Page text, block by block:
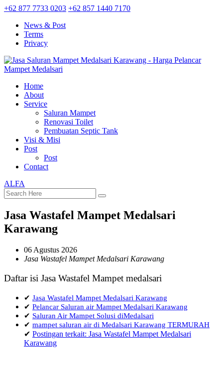
+62 877 7733 0203 +62 857 1440 7170
News & Post
Terms
Privacy
Home
About
Service
Saluran Mampet
Renovasi Toilet
Pembuatan Septic Tank
Visi & Misi
Post
Post
Contact
ALFA
Jasa Wastafel Mampet Medalsari
Karawang
06 Agustus 2026
Jasa Wastafel Mampet Medalsari Karawang
Daftar isi Jasa Wastafel Mampet medalsari
✔ Jasa Wastafel Mampet Medalsari Karawang
✔ Pelancar Saluran air Mampet Medalsari Karawang
✔ Saluran Air Mampet Solusi diMedalsari
✔ mampet saluran air di Medalsari Karawang TERMURAH
✔ Postingan terkait: Jasa Wastafel Mampet Medalsari
Karawang